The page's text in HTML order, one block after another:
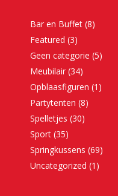
Bar en Buffet (8)
Featured (3)
Geen categorie (5)
Meubilair (34)
Opblaasfiguren (1)
Partytenten (8)
Spelletjes (30)
Sport (35)
Springkussens (69)
Uncategorized (1)